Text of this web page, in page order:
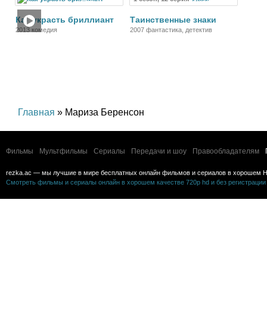
Фильм
Как украсть бриллиант
2013 комедия
Сериал
Таинственные знаки
2007 фантастика, детектив
Главная » Мариза Беренсон
Фильмы Мультфильмы Сериалы Передачи и шоу Правообладателям
rezka.ac — мы лучшие в мире бесплатных онлайн фильмов и сериалов в хорошем
Смотреть фильмы и сериалы онлайн в хорошем качестве 720p hd и без